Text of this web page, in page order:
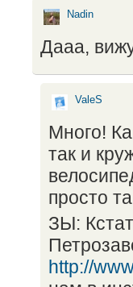
Nadin
Дааа,
ValeS
Много!
так и
просто
ЗЫ:
http://